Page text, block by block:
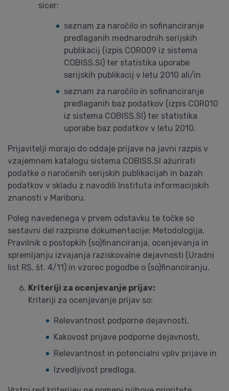
sicer:
seznam za naročilo in sofinanciranje
predlaganih mednarodnih serijskih
publikacij (izpis COR009 iz sistema
COBISS.SI) ter statistika uporabe
serijskih publikacij v letu 2010 ali/in
seznam za naročilo in sofinanciranje
predlaganih baz podatkov (izpis COR010
iz sistema COBISS.SI) ter statistika
uporabe baz podatkov v letu 2010.
Prijavitelji morajo do oddaje prijave na javni razpis v
vzajemnem katalogu sistema COBISS.SI ažurirati
podatke o naročenih serijskih publikacijah in bazah
podatkov v skladu z navodili Instituta informacijskih
znanosti v Mariboru.
Poleg navedenega v prvem odstavku te točke so
sestavni del razpisne dokumentacije: Metodologija,
Pravilnik o postopkih (so)financiranja, ocenjevanja in
spremljanju izvajanja raziskovalne dejavnosti (Uradni
list RS, št. 4/11) in vzorec pogodbe o (so)financiranju.
Kriteriji za ocenjevanje prijav:
Kriteriji za ocenjevanje prijav so:
Relevantnost podporne dejavnosti,
Kakovost prijave podporne dejavnosti,
Relevantnost in potencialni vpliv prijave in
Izvedljivost predloga.